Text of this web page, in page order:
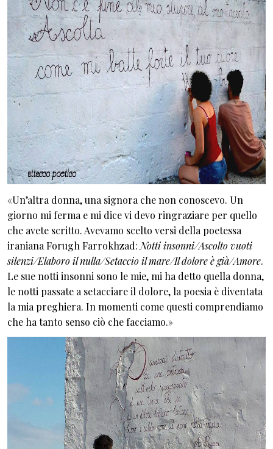
«Un’altra donna, una signora che non conoscevo. Un
giorno mi ferma e mi dice vi devo ringraziare per quello
che avete scritto. Avevamo scelto versi della poetessa
iraniana Forugh Farrokhzad: Notti insonni/Ascolto vuoti
silenzi/Elaboro il nulla/Setaccio il mare/Il dolore è già/Amore.
Le sue notti insonni sono le mie, mi ha detto quella donna,
le notti passate a setacciare il dolore, la poesia è diventata
la mia preghiera. In momenti come questi comprendiamo
che ha tanto senso ciò che facciamo.»